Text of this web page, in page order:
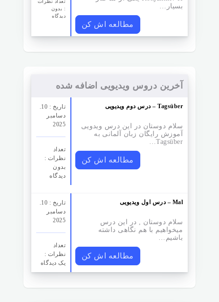
تعداد نظرات‌
: بدون
دیدگاه
بسیار…
مطالعه اش کن
آخرین دروس ویدیویی اضافه شده
تاریخ : 10.
دسامبر
2025
تعداد
نظرات‌ :
بدون
دیدگاه
درس دوم ویدیویی – Tagsüber
سلام دوستان در این درس ویدویی
آموزش رایگان زبان آلمانی به
Tagsüber…
مطالعه اش کن
تاریخ : 10.
دسامبر
2025
تعداد
نظرات‌ :
یک دیدگاه
درس اول ویدیویی – Mal
سلام دوستان , در این درس
میخواهیم با هم نگاهی داشته
باشیم…
مطالعه اش کن